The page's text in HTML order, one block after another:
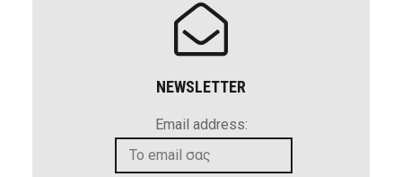
NEWSLETTER
Email address: